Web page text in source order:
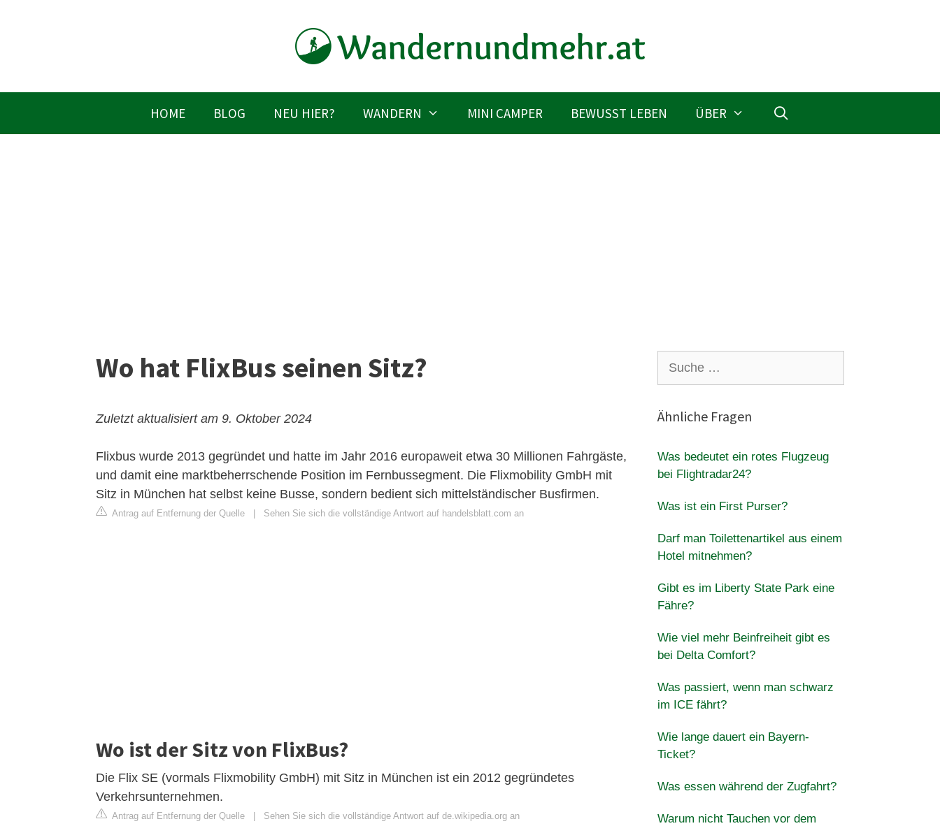
HOME BLOG NEU HIER? WANDERN MINI CAMPER BEWUSST LEBEN ÜBER
Wo hat FlixBus seinen Sitz?
Zuletzt aktualisiert am 9. Oktober 2024
Flixbus wurde 2013 gegründet und hatte im Jahr 2016 europaweit etwa 30 Millionen Fahrgäste,
und damit eine marktbeherrschende Position im Fernbussegment. Die Flixmobility GmbH mit
Sitz in München hat selbst keine Busse, sondern bedient sich mittelständischer Busfirmen.
Antrag auf Entfernung der Quelle Sehen Sie sich die vollständige Antwort auf handelsblatt.com an
Wo ist der Sitz von FlixBus?
Die Flix SE (vormals Flixmobility GmbH) mit Sitz in München ist ein 2012 gegründetes
Verkehrsunternehmen.
Antrag auf Entfernung der Quelle Sehen Sie sich die vollständige Antwort auf de.wikipedia.org an
nach:
Ähnliche Fragen
Was bedeutet ein rotes Flugzeug
bei Flightradar24?
Was ist ein First Purser?
Darf man Toilettenartikel aus einem
Hotel mitnehmen?
Gibt es im Liberty State Park eine
Fähre?
Wie viel mehr Beinfreiheit gibt es
bei Delta Comfort?
Was passiert, wenn man schwarz
im ICE fährt?
Wie lange dauert ein Bayern-
Ticket?
Was essen während der Zugfahrt?
Warum nicht Tauchen vor dem